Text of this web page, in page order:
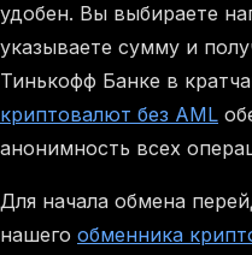
удобен. Вы выбираете
указываете сумму и
Тинькофф Банке в
криптовалют без AML
анонимность всех
Для начала обмена
нашего обменника